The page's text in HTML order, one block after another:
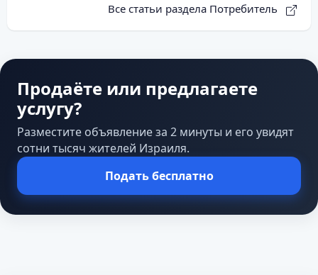
Все статьи раздела Потребитель
Продаёте или предлагаете
услугу?
Разместите объявление за 2 минуты и его увидят
сотни тысяч жителей Израиля.
Подать бесплатно